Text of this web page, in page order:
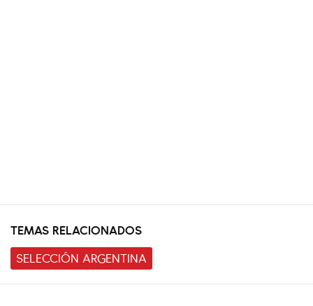
TEMAS RELACIONADOS
SELECCIÓN ARGENTINA